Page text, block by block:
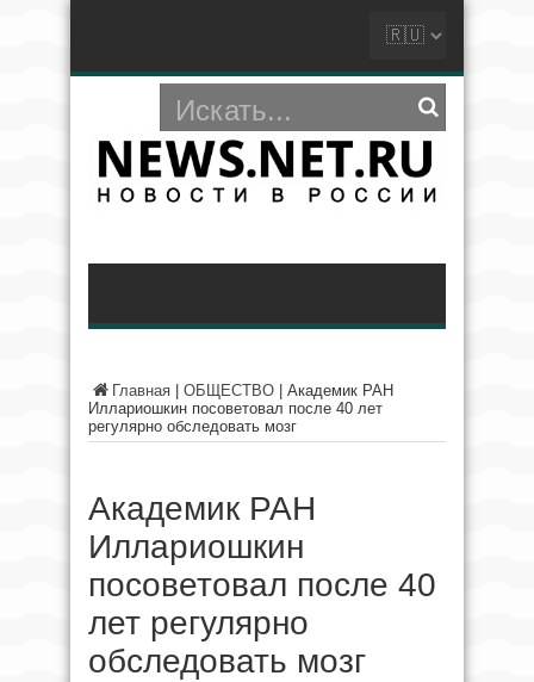
Главная ОБЩЕСТВО
Академик РАН
Иллариошкин посоветовал после 40 лет
регулярно обследовать мозг
Академик РАН
Иллариошкин
посоветовал после 40
лет регулярно
обследовать мозг